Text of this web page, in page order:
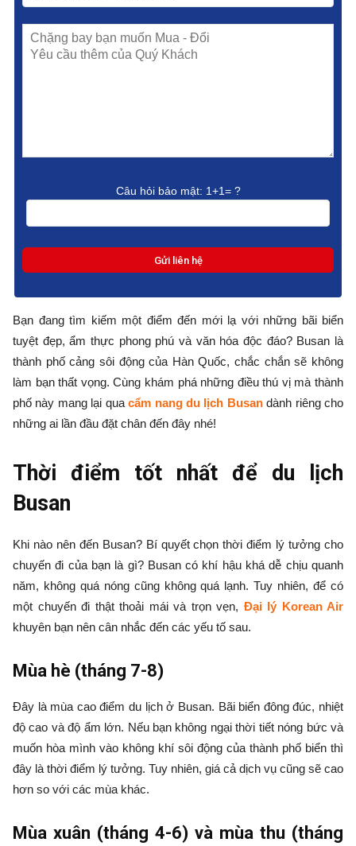
Câu hỏi bảo mật: 1+1= ?
Bạn đang tìm kiếm một điểm đến mới lạ với những bãi biển
tuyệt đẹp, ẩm thực phong phú và văn hóa độc đáo? Busan là
thành phố cảng sôi động của Hàn Quốc, chắc chắn sẽ không
làm bạn thất vọng. Cùng khám phá những điều thú vị mà thành
phố này mang lại quacẩm nang du lịch Busandành riêng cho
những ai lần đầu đặt chân đến đây nhé!
Thời điểm tốt nhất để du lịch
Busan
Khi nào nên đến Busan? Bí quyết chọn thời điểm lý tưởng cho
chuyến đi của bạn là gì? Busan có khí hậu khá dễ chịu quanh
năm, không quá nóng cũng không quá lạnh. Tuy nhiên, để có
một chuyến đi thật thoải mái và trọn vẹn, Đại lý Korean Air
khuyên bạn nên cân nhắc đến các yếu tố sau.
Mùa hè (tháng 7-8)
Đây là mùa cao điểm du lịch ở Busan. Bãi biển đông đúc, nhiệt
độ cao và độ ẩm lớn. Nếu bạn không ngại thời tiết nóng bức và
muốn hòa mình vào không khí sôi động của thành phố biển thì
đây là thời điểm lý tưởng. Tuy nhiên, giá cả dịch vụ cũng sẽ cao
hơn so với các mùa khác.
Mùa xuân (tháng 4-6) và mùa thu (tháng